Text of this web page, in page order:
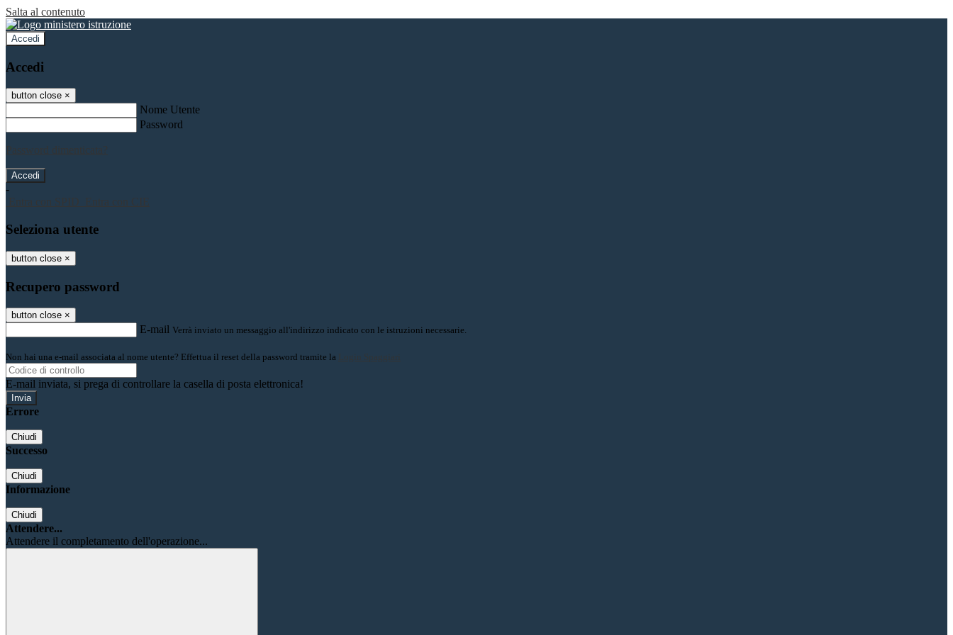
Salta al contenuto
Accedi
Accedi
button close ×
Nome Utente
Password
Password dimenticata?
-
Entra con SPID
Entra con CIE
Seleziona utente
button close ×
Recupero password
button close ×
E-mail Verrà inviato un messaggio all'indirizzo indicato con le istruzioni necessarie.
Non hai una e-mail associata al nome utente? Effettua il reset della password tramite la Login Spaggiari
E-mail inviata, si prega di controllare la casella di posta elettronica!
Errore
Chiudi
Successo
Chiudi
Informazione
Chiudi
Attendere...
Attendere il completamento dell'operazione...